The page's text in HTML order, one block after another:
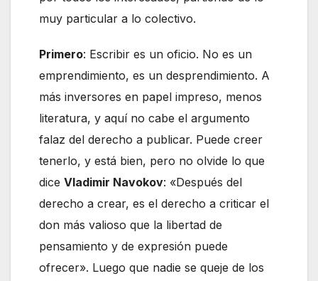
muy particular a lo colectivo.
Primero: Escribir es un oficio. No es un
emprendimiento, es un desprendimiento. A
más inversores en papel impreso, menos
literatura, y aquí no cabe el argumento
falaz del derecho a publicar. Puede creer
tenerlo, y está bien, pero no olvide lo que
dice Vladimir Navokov: «Después del
derecho a crear, es el derecho a criticar el
don más valioso que la libertad de
pensamiento y de expresión puede
ofrecer». Luego que nadie se queje de los